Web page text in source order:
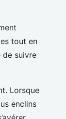
tout en
de suivre
Lorsque
enclins